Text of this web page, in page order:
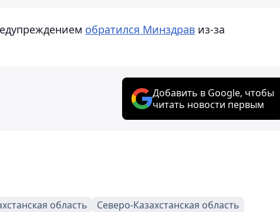
обратился Минздрав из-за
Добавить в Google, чтобы
читать новости первым
область
Северо-Казахстанская область